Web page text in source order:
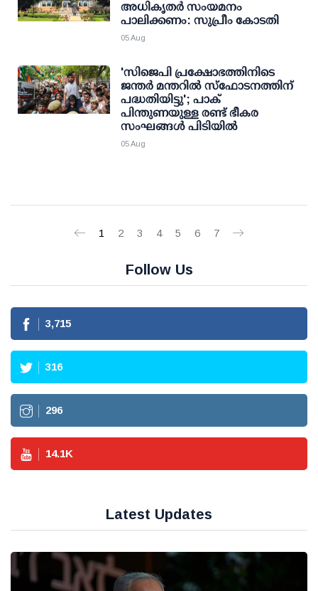
അധികൃതര്‍ സംയമനം
പാലിക്കണം: സുപ്രീം കോടതി
05 Aug
'സിജെപി പ്രക്ഷോഭത്തിനിടെ
ജന്തര്‍ മന്തറില്‍ സ്ഫോടനത്തിന്
പദ്ധതിയിട്ടു'; പാക്
പിന്തുണയുള്ള രണ്ട് ഭീകര
സംഘങ്ങള്‍ പിടിയില്‍
05 Aug
1 2 3 4 5 6 7
Follow Us
3,715
316
296
14.1K
Latest Updates